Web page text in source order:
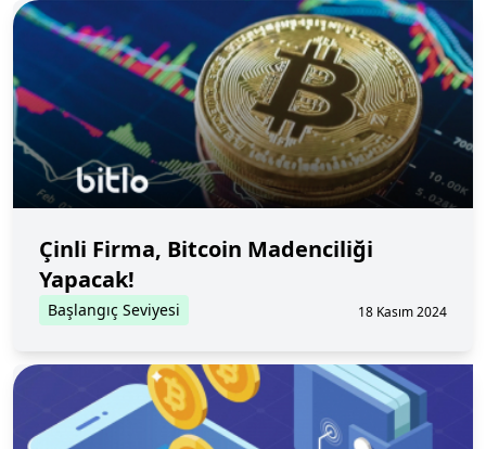
Çinli Firma, Bitcoin Madenciliği
Yapacak!
Başlangıç Seviyesi 18 Kasım 2024